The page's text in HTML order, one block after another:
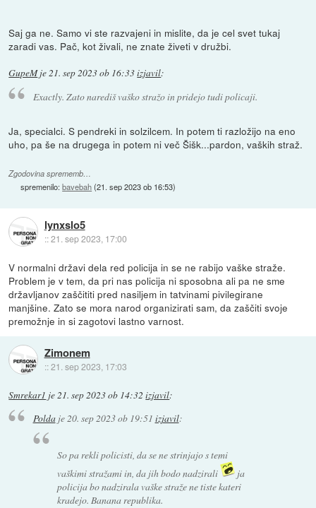
Saj ga ne. Samo vi ste razvajeni in mislite, da je cel svet tukaj
zaradi vas. Pač, kot živali, ne znate živeti v družbi.
GupeMje21. sep 2023 ob 16:33izjavil:
Exactly. Zato narediš vaško stražo in pridejo tudi policaji.
Ja, specialci. S pendreki in solzilcem. In potem ti razložijo na eno
uho, pa še na drugega in potem ni več Šišk...pardon, vaških straž.
Zgodovina sprememb…
spremenilo:bavebah(21. sep 2023 ob 16:53)
lynxslo5
::21. sep 2023, 17:00
V normalni državi dela red policija in se ne rabijo vaške straže.
Problem je v tem, da pri nas policija ni sposobna ali pa ne sme
državljanov zaščititi pred nasiljem in tatvinami pivilegirane
manjšine. Zato se mora narod organizirati sam, da zaščiti svoje
premožnje in si zagotovi lastno varnost.
Zimonem
::21. sep 2023, 17:03
Smrekar1 je21. sep 2023 ob 14:32 izjavil:
Poldaje20. sep 2023 ob 19:51 izjavil:
So pa rekli policisti, da se ne strinjajo s temi
vaškimi stražami in, da jih bodo nadzirali
ja
policija bo nadzirala vaške straže ne tiste kateri
kradejo. Banana republika.